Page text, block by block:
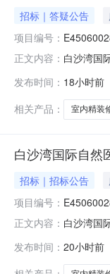
招标｜答疑公告
项目编号：
正文内容： 白沙湾国
目备案证
100.0%私
发布时间： 18小时前
相关产品：
室内精装
白沙湾国际自然
招标｜招标公告
项目编号：
正文内容： 白沙湾国
目备案证
100.0%私
发布时间： 20小时前